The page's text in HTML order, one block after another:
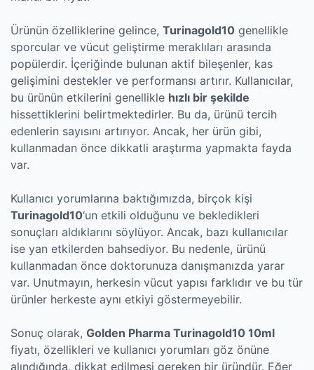
Ürünün özelliklerine gelince, Turinagold10 genellikle
sporcular ve vücut geliştirme meraklıları arasında
popülerdir. İçeriğinde bulunan aktif bileşenler, kas
gelişimini destekler ve performansı artırır. Kullanıcılar,
bu ürünün etkilerini genellikle hızlı bir şekilde
hissettiklerini belirtmektedirler. Bu da, ürünü tercih
edenlerin sayısını artırıyor. Ancak, her ürün gibi,
kullanmadan önce dikkatli araştırma yapmakta fayda
var.
Kullanıcı yorumlarına baktığımızda, birçok kişi
Turinagold10‘un etkili olduğunu ve bekledikleri
sonuçları aldıklarını söylüyor. Ancak, bazı kullanıcılar
ise yan etkilerden bahsediyor. Bu nedenle, ürünü
kullanmadan önce doktorunuza danışmanızda yarar
var. Unutmayın, herkesin vücut yapısı farklıdır ve bu tür
ürünler herkeste aynı etkiyi göstermeyebilir.
Sonuç olarak, Golden Pharma Turinagold10 10ml
fiyatı, özellikleri ve kullanıcı yorumları göz önüne
alındığında, dikkat edilmesi gereken bir üründür. Eğer